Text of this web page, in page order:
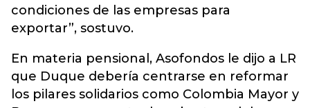
condiciones de las empresas para
exportar”, sostuvo.
En materia pensional, Asofondos le dijo a LR
que Duque debería centrarse en reformar
los pilares solidarios como Colombia Mayor y